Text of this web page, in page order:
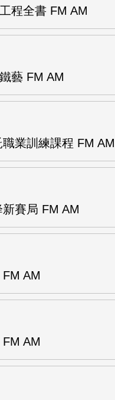
程全書 FM AM
藝 FM AM
業訓練課程 FM AM
賽局 FM AM
AM
AM